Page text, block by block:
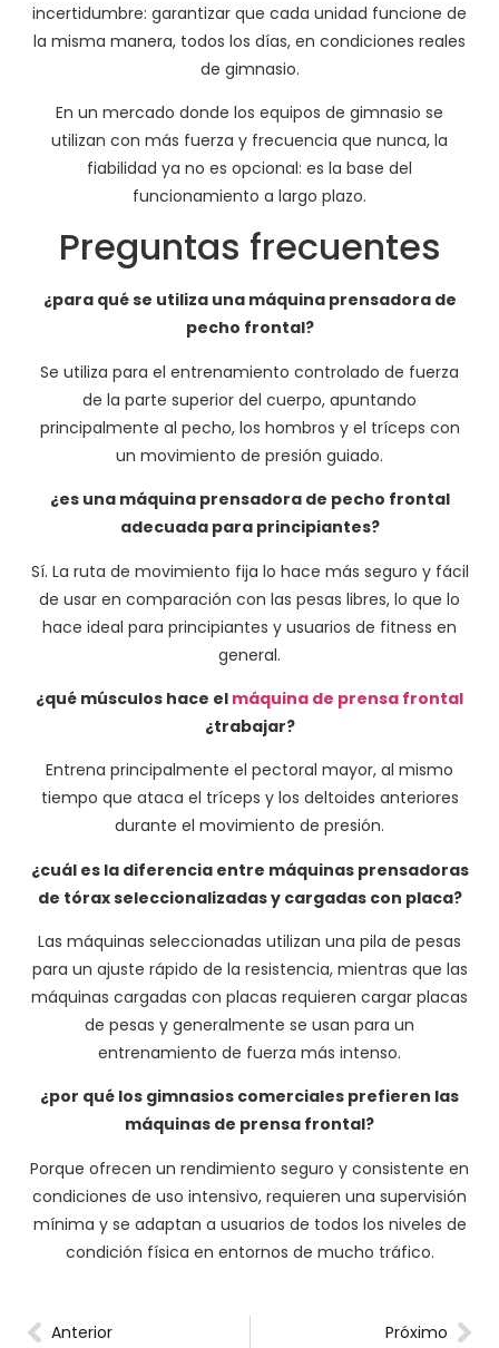
incertidumbre: garantizar que cada unidad funcione de
la misma manera, todos los días, en condiciones reales
de gimnasio.
En un mercado donde los equipos de gimnasio se
utilizan con más fuerza y frecuencia que nunca, la
fiabilidad ya no es opcional: es la base del
funcionamiento a largo plazo.
Preguntas frecuentes
¿para qué se utiliza una máquina prensadora de
pecho frontal?
Se utiliza para el entrenamiento controlado de fuerza
de la parte superior del cuerpo, apuntando
principalmente al pecho, los hombros y el tríceps con
un movimiento de presión guiado.
¿es una máquina prensadora de pecho frontal
adecuada para principiantes?
Sí. La ruta de movimiento fija lo hace más seguro y fácil
de usar en comparación con las pesas libres, lo que lo
hace ideal para principiantes y usuarios de fitness en
general.
¿qué músculos hace el máquina de prensa frontal
¿trabajar?
Entrena principalmente el pectoral mayor, al mismo
tiempo que ataca el tríceps y los deltoides anteriores
durante el movimiento de presión.
¿cuál es la diferencia entre máquinas prensadoras
de tórax seleccionalizadas y cargadas con placa?
Las máquinas seleccionadas utilizan una pila de pesas
para un ajuste rápido de la resistencia, mientras que las
máquinas cargadas con placas requieren cargar placas
de pesas y generalmente se usan para un
entrenamiento de fuerza más intenso.
¿por qué los gimnasios comerciales prefieren las
máquinas de prensa frontal?
Porque ofrecen un rendimiento seguro y consistente en
condiciones de uso intensivo, requieren una supervisión
mínima y se adaptan a usuarios de todos los niveles de
condición física en entornos de mucho tráfico.
Anterior Próximo